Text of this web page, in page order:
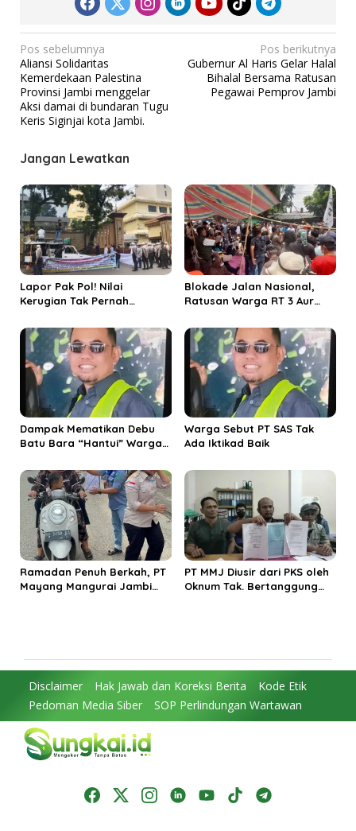
N
a
v
i
a
s
i
p
o
s
Pos sebelumnya
Aliansi Solidaritas
Kemerdekaan Palestina
Provinsi Jambi menggelar
Aksi damai di bundaran Tugu
Keris Siginjai kota Jambi.
Pos berikutnya
Gubernur Al Haris Gelar Halal
Bihalal Bersama Ratusan
Pegawai Pemprov Jambi
Jangan Lewatkan
Lapor Pak Pol! Nilai
Kerugian Tak Pernah
Diduga Digeser Buat Tutupi
Insiden Saldo Raib Nasabah
Bank Jambi
Blokade Jalan Nasional,
Ratusan Warga RT 3 Aur
Stockpile RMK Energy PT
SAS
Dampak Mematikan Debu
Batu Bara “Hantui” Warga
Warga Sebut PT SAS Tak
Ada Iktikad Baik
Ramadan Penuh Berkah, PT
Mayang Mangurai Jambi
PT MMJ Diusir dari PKS oleh
Oknum Tak. Bertanggung
Disclaimer Hak Jawab dan Koreksi Berita
Kode Etik
Pedoman Media Siber
SOP Perlindungan Wartawan